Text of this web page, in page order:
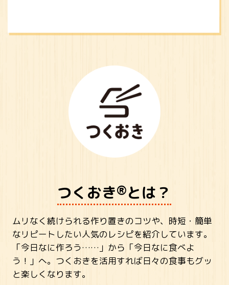
つくおき®とは？
ムリなく続けられる作り置きのコツや、時短・簡単
なリピートしたい人気のレシピを紹介しています。
「今日なに作ろう……」から「今日なに食べよ
う！」へ。つくおきを活用すれば日々の食事もグッ
と楽しくなります。